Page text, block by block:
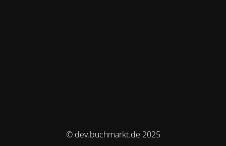
© dev.buchmarkt.de 2025